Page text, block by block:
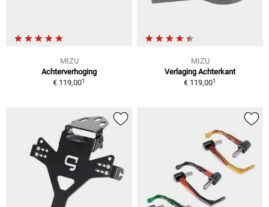
MIZU
Achterverhoging
€ 119,001
MIZU
Verlaging Achterkant
€ 119,001